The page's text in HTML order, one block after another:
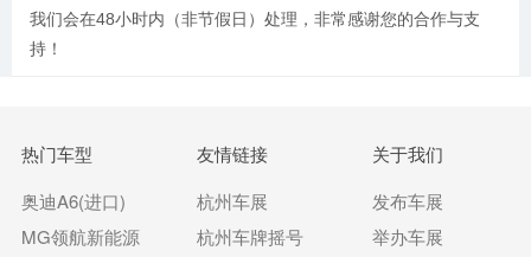
我们会在48小时内（非节假日）处理，非常感谢您的合作与支
持！
热门车型
奥迪A6(进口)
MG领航新能源
友情链接
杭州车展
杭州车牌摇号
关于我们
发布车展
举办车展